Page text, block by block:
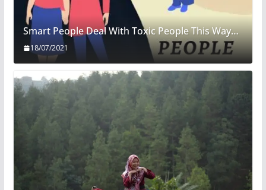
Smart People Deal With Toxic People This Way…
18/07/2021